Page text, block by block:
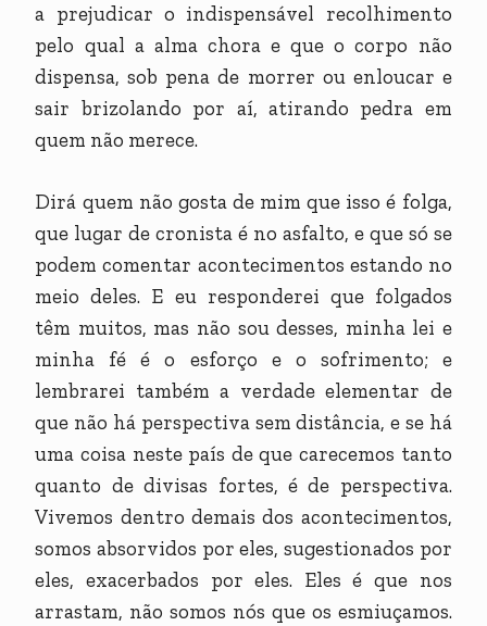
a prejudicar o indispensável recolhimento
pelo qual a alma chora e que o corpo não
dispensa, sob pena de morrer ou enloucar e
sair brizolando por aí, atirando pedra em
quem não merece.
Dirá quem não gosta de mim que isso é folga,
que lugar de cronista é no asfalto, e que só se
podem comentar acontecimentos estando no
meio deles. E eu responderei que folgados
têm muitos, mas não sou desses, minha lei e
minha fé é o esforço e o sofrimento; e
lembrarei também a verdade elementar de
que não há perspectiva sem distância, e se há
uma coisa neste país de que carecemos tanto
quanto de divisas fortes, é de perspectiva.
Vivemos dentro demais dos acontecimentos,
somos absorvidos por eles, sugestionados por
eles, exacerbados por eles. Eles é que nos
arrastam, não somos nós que os esmiuçamos.